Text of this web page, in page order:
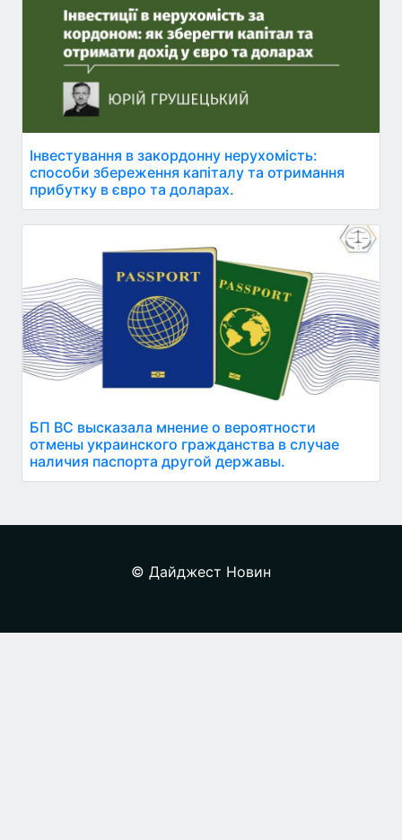
Інвестування в закордонну нерухомість:
способи збереження капіталу та отримання
прибутку в євро та доларах.
БП ВС высказала мнение о вероятности
отмены украинского гражданства в случае
наличия паспорта другой державы.
© Дайджест Новин